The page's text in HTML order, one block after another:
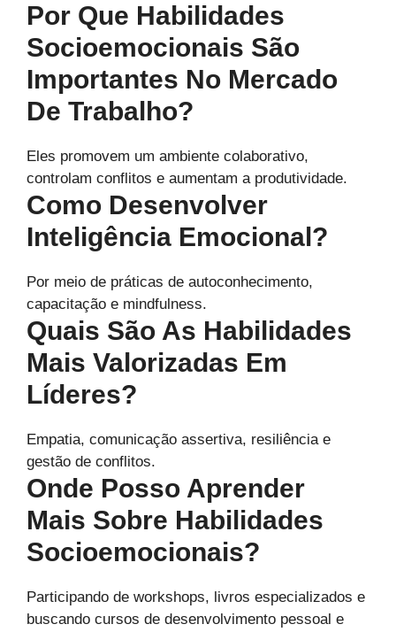
Por Que Habilidades
Socioemocionais São
Importantes No Mercado
De Trabalho?
Eles promovem um ambiente colaborativo,
controlam conflitos e aumentam a produtividade.
Como Desenvolver
Inteligência Emocional?
Por meio de práticas de autoconhecimento,
capacitação e mindfulness.
Quais São As Habilidades
Mais Valorizadas Em
Líderes?
Empatia, comunicação assertiva, resiliência e
gestão de conflitos.
Onde Posso Aprender
Mais Sobre Habilidades
Socioemocionais?
Participando de workshops, livros especializados e
buscando cursos de desenvolvimento pessoal e